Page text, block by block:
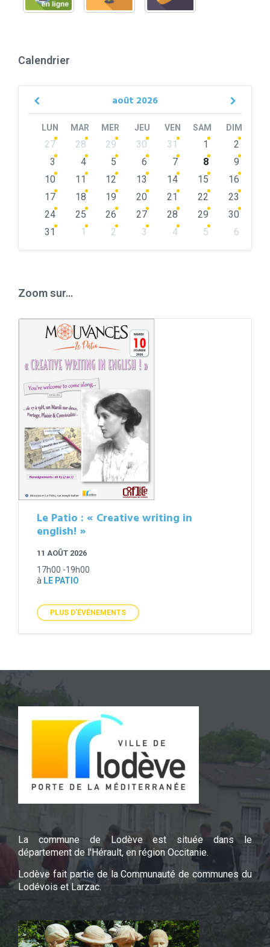
Calendrier
août 2026
Previous
LUN MAR MER JEU VEN SAM DIM
Skip
calendar
27 28 29 30 31 1
2
3
4 5 6 7 8
9
10
11 12 13 14 15
16
17
18 19 20 21 22
23
24
25 26 27 28 29
30
31
1 2 3 4 5
6
Zoom sur…
Le Patio : « Creative writing in
english! »
11 AOÛT 2026
17h00 -19h00
à LE PATIO
PLUS D'ÉVÉNEMENTS
La commune de Lodève est située dans le
département de l'Hérault, en région Occitanie.
Lodève fait partie de la Communauté de communes du
Lodévois et Larzac.